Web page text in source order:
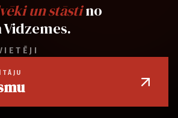
un stāstino